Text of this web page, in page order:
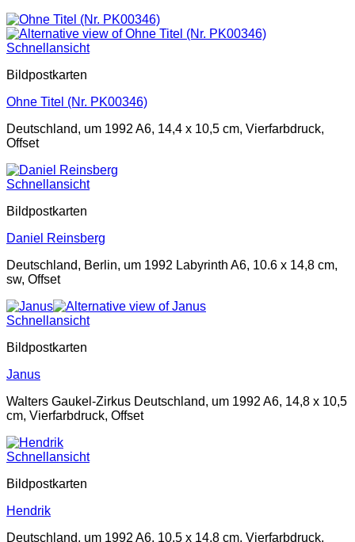
Schnellansicht
Bildpostkarten
Ohne Titel (Nr. PK00346)
Deutschland, um 1992 A6, 14,4 x 10,5 cm, Vierfarbdruck,
Offset
Schnellansicht
Bildpostkarten
Daniel Reinsberg
Deutschland, Berlin, um 1992 Labyrinth A6, 10.6 x 14,8 cm,
sw, Offset
Schnellansicht
Bildpostkarten
Janus
Walters Gaukel-Zirkus Deutschland, um 1992 A6, 14,8 x 10,5
cm, Vierfarbdruck, Offset
Schnellansicht
Bildpostkarten
Hendrik
Deutschland, um 1992 A6, 10,5 x 14,8 cm, Vierfarbdruck,